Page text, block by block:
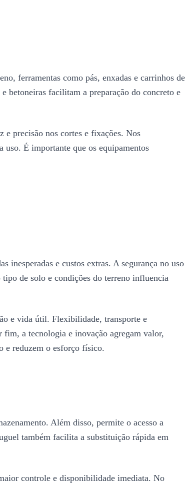
ferramentas como pás, enxadas e carrinhos de
betoneiras facilitam a preparação do concreto e
e precisão nos cortes e fixações. Nos
uso. É importante que os equipamentos
inesperadas e custos extras. A segurança no uso
tipo de solo e condições do terreno influencia
e vida útil. Flexibilidade, transporte e
fim, a tecnologia e inovação agregam valor,
e reduzem o esforço físico.
Além disso, permite o acesso a
também facilita a substituição rápida em
controle e disponibilidade imediata. No